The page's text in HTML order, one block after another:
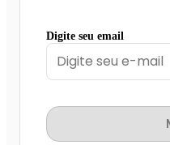
Digite seu email